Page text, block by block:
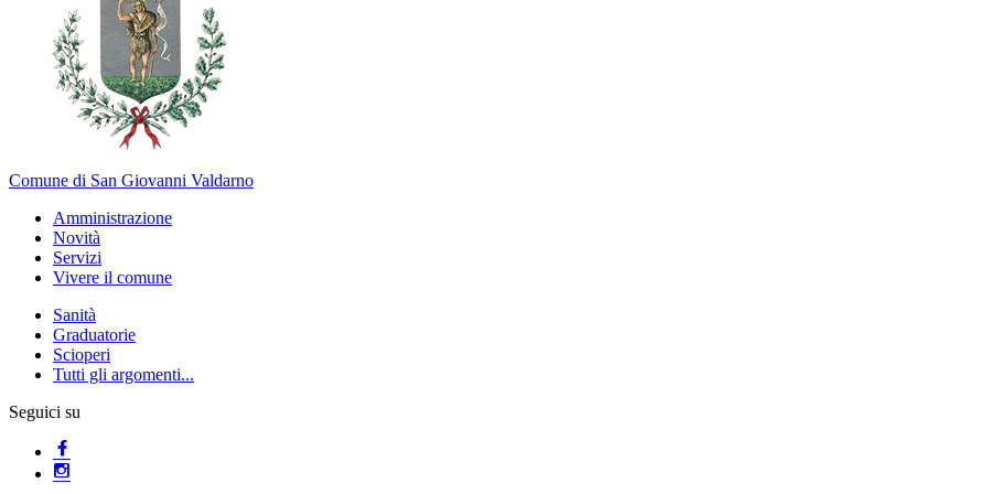
Comune di San Giovanni Valdarno
Amministrazione
Novità
Servizi
Vivere il comune
Sanità
Graduatorie
Scioperi
Tutti gli argomenti...
Seguici su